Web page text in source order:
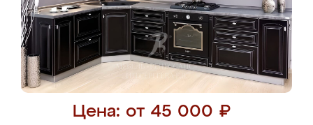
Цена: от 45 000 ₽